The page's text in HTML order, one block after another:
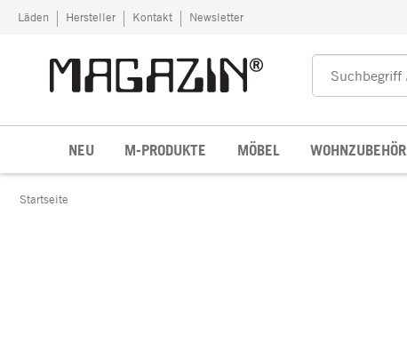
Zum Inhalt springen
Läden Hersteller Kontakt Newsletter
NEU M-PRODUKTE MÖBEL WOHNZUBEHÖR
Startseite